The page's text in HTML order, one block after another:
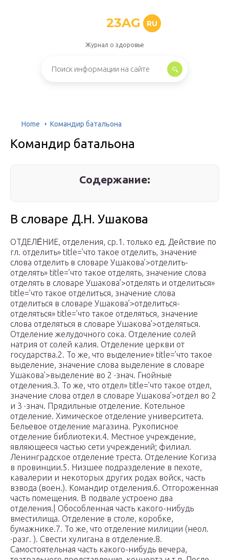
23AG RU
Журнал о здоровье
Home Командир батальона
Командир батальона
Содержание:
В словаре Д.Н. Ушакова
ОТДЕЛЕ́НИЕ, отделения, ср.1. только ед. Действие по
гл. отделить» title=’что такое отделить, значение
слова отделить в словаре Ушакова’>отделить-
отделять» title=’что такое отделять, значение слова
отделять в словаре Ушакова’>отделять и отделиться»
title=’что такое отделиться, значение слова
отделиться в словаре Ушакова’>отделиться-
отделяться» title=’что такое отделяться, значение
слова отделяться в словаре Ушакова’>отделяться.
Отделение желудочного сока. Отделение солей
натрия от солей калия. Отделение церкви от
государства.2. То же, что выделение» title=’что такое
выделение, значение слова выделение в словаре
Ушакова’>выделение во 2 ·знач. Гнойные
отделения.3. То же, что отдел» title=’что такое отдел,
значение слова отдел в словаре Ушакова’>отдел во 2
и 3 ·знач. Прядильные отделение. Котельное
отделение. Химическое отделение университета.
Бельевое отделение магазина. Рукописное
отделение библиотеки.4. Местное учреждение,
являющееся частью сети учреждений; филиал.
Ленинградское отделение треста. Отделение Когиза
в провинции.5. Низшее подразделение в пехоте,
кавалерии и некоторых других родах войск, часть
взвода (воен.). Командир отделения.6. Отгороженная
часть помещения. В подвале устроено два
отделения.| Обособленная часть какого-нибудь
вместилища. Отделение в столе, коробке,
бумажнике.7. То же, что отделение милиции (неол.
·разг. ). Свести хулигана в отделение.8.
Самостоятельная часть какого-нибудь вечера,